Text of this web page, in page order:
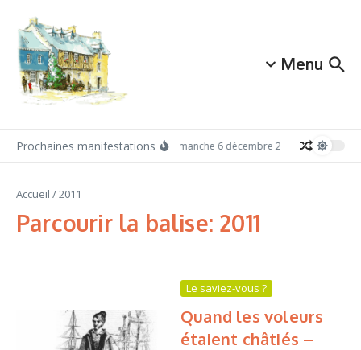
Menu
Prochaines manifestations Dimanche 6 décembre 2026:
Accueil /2011
Parcourir la balise: 2011
Le saviez-vous ?
Quand les voleurs
étaient châtiés –